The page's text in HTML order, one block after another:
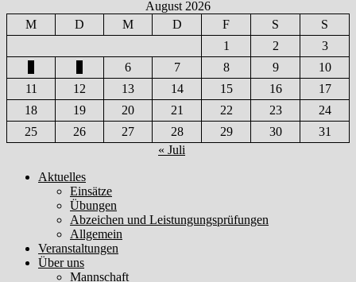
August 2026
M
D M D F S
S
1
2
3
6 7 8 9
10
11
12 13 14 15 16
17
18
19 20 21 22 23
24
25
26 27 28 29 30
31
« Juli
Aktuelles
Einsätze
Übungen
Abzeichen und Leistungungsprüfungen
Allgemein
Veranstaltungen
Über uns
Mannschaft